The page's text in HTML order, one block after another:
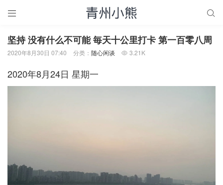
 
坚持 没有什么不可能 毎天十公里打卡 第一百零八周
2020年8月30日 07:40 分类： 随心闲谈  3.21K
2020年8月24日 星期一